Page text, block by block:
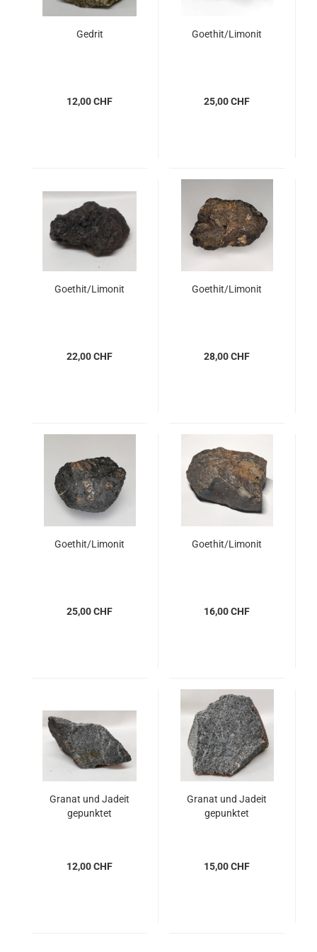
Gedrit
12,00 CHF
Goethit/Limonit
25,00 CHF
Goethit/Limonit
22,00 CHF
Goethit/Limonit
28,00 CHF
Goethit/Limonit
25,00 CHF
Goethit/Limonit
16,00 CHF
Granat und Jadeit
gepunktet
12,00 CHF
Granat und Jadeit
gepunktet
15,00 CHF